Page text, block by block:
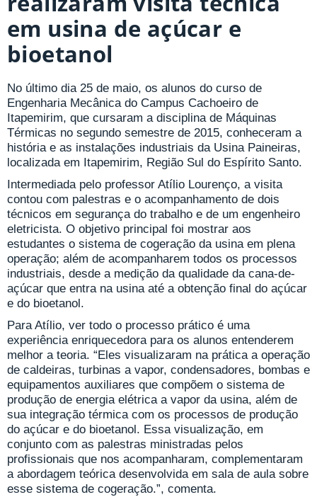
em usina de açúcar e
bioetanol
No último dia 25 de maio, os alunos do curso de
Engenharia Mecânica do Campus Cachoeiro de
Itapemirim, que cursaram a disciplina de Máquinas
Térmicas no segundo semestre de 2015, conheceram a
história e as instalações industriais da Usina Paineiras,
localizada em Itapemirim, Região Sul do Espírito Santo.
Intermediada pelo professor Atílio Lourenço, a visita
contou com palestras e o acompanhamento de dois
técnicos em segurança do trabalho e de um engenheiro
eletricista. O objetivo principal foi mostrar aos
estudantes o sistema de cogeração da usina em plena
operação; além de acompanharem todos os processos
industriais, desde a medição da qualidade da cana-de-
açúcar que entra na usina até a obtenção final do açúcar
e do bioetanol.
Para Atílio, ver todo o processo prático é uma
experiência enriquecedora para os alunos entenderem
melhor a teoria. “Eles visualizaram na prática a operação
de caldeiras, turbinas a vapor, condensadores, bombas e
equipamentos auxiliares que compõem o sistema de
produção de energia elétrica a vapor da usina, além de
sua integração térmica com os processos de produção
do açúcar e do bioetanol. Essa visualização, em
conjunto com as palestras ministradas pelos
profissionais que nos acompanharam, complementaram
a abordagem teórica desenvolvida em sala de aula sobre
esse sistema de cogeração.”, comenta.